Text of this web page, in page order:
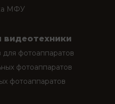
МФУ
видеотехники
для фотоаппаратов
фотоаппаратов
фотоаппаратов